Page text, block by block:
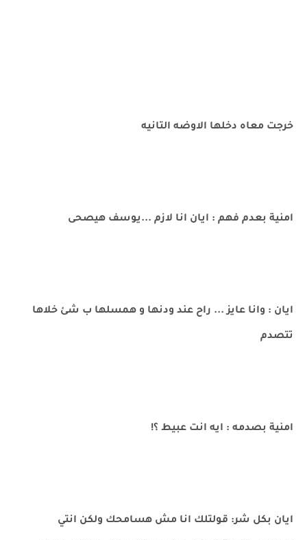
خرجت معاه دخلها الاوضه التانيه
امنية بعدم فهم : ايان انا لازم ...يوسف هيصحى
ايان : وانا عايز ... راح عند ودنها و همسلها ب شئ خلاها
تتصدم
امنية بصدمه : ايه انت عبيط ؟!
ايان بكل شر: قولتلك انا مش هسامحك ولكن انتي